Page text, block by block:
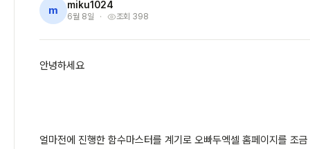
m miku1024
6월 8일 조회 398
안녕하세요
얼마전에 진행한 함수마스터를 계기로 오빠두엑셀 홈페이지를 조